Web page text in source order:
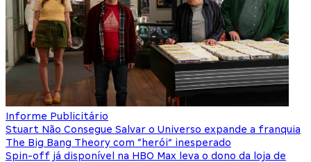
Informe Publicitário
Stuart Não Consegue Salvar o Universo expande a franquia
The Big Bang Theory com “herói” inesperado
Spin-off já disponível na HBO Max leva o dono da loja de